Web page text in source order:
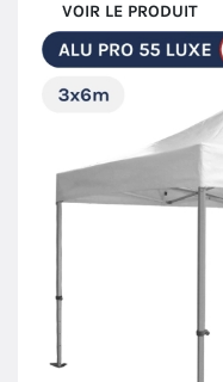
VOIR LE PRODUIT